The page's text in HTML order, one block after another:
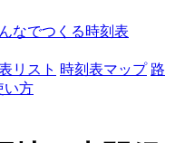
なでつくる時刻表
リスト 時刻表マップ 路
い方